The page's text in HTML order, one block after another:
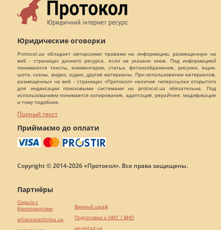
Юридические оговорки
Protocol.ua обладает авторскими правами на информацию, размещенную на
веб - страницах данного ресурса, если не указано иное. Под информацией
понимаются тексты, комментарии, статьи, фотоизображения, рисунки, ящик-
шота, сканы, видео, аудио, другие материалы. При использовании материалов,
размещенных на веб - страницах «Протокол» наличие гиперссылки открытого
для индексации поисковыми системами на protocol.ua обязательна. Под
использованием понимается копирования, адаптация, рерайтинг, модификация
и тому подобное.
Полный текст
Приймаємо до оплати
Copyright © 2014-2026 «Протокол». Все права защищены.
Партнёры
Серьги с
бриллиантами
alliancetechnika.ua
Винный шкаф
Подготовка к НМТ / ВНО
pereklad.ua